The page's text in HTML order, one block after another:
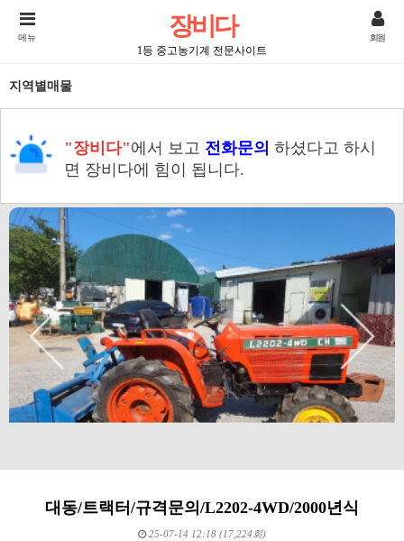
장비다
1등 중고농기계 전문사이트
메뉴 회원
지역별매물
"장비다"에서 보고 전화문의 하셨다고 하시
면 장비다에 힘이 됩니다.
대동/트랙터/규격문의/L2202-4WD/2000년식
25-07-14 12:18 (17,224회)